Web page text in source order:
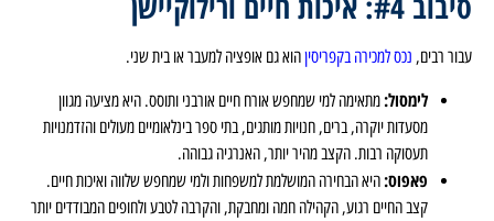
עבור רבים,נכס למכירה בקפריסיןהוא גם אופציה למעבר או בית שני.
לימסול:מתאימה למי שמחפש אורח חיים אורבני ותוסס. היא מציעה מגוון
מסעדות יוקרה, ברים, חנויות מותגים, בתי ספר בינלאומיים מעולים והזדמנויות
תעסוקה רבות. הקצב מהיר יותר, האנרגיה גבוהה.
פאפוס:היא הבחירה המושלמת למשפחות ולמי שמחפש שלווה ואיכות חיים.
קצב החיים רגוע, הקהילה חמה ומחבקת, והקרבה לטבע ולחופים המבודדים יותר